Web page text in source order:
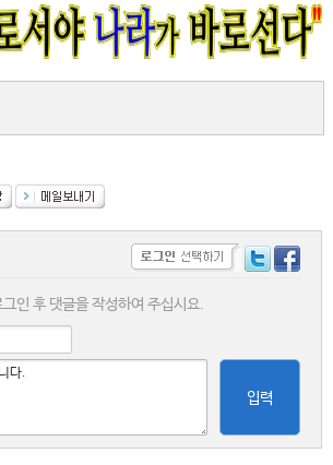
인 후 댓글을 작성하여 주십시요.
입력